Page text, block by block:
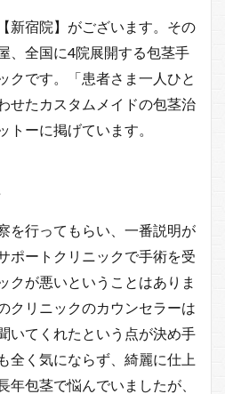
新宿院】がございます。その
、全国に4院展開する包茎手
クです。「患者さま一人ひと
せたカスタムメイドの包茎治
トーに掲げています。
を行ってもらい、一番説明が
ポートクリニックで手術を受
クが悪いということはありま
クリニックのカウンセラーは
いてくれたという点が決め手
全く気にならず、綺麗に仕上
年包茎で悩んでいましたが、